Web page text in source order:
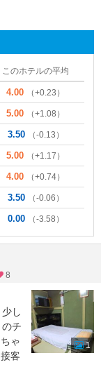
このホテルの平均
4.00 （+0.23）
5.00 （+1.08）
3.50 （-0.13）
5.00 （+1.17）
4.00 （+0.74）
3.50 （-0.06）
0.00 （-3.58）
8
し
チ
ゃ
客
1